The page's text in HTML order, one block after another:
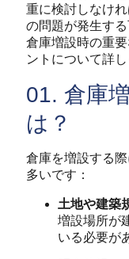
重に検討しなけ
の問題が発生す
倉庫増設時の重
ントについて詳し
01. 倉庫
は？
倉庫を増設する
多いです：
土地や建築
増設場所が
いる必要が